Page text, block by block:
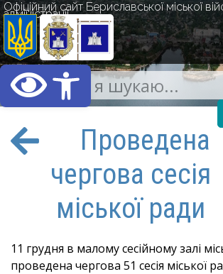
Відкрити
Офіційний сайт Бериславської міської
адміністрації
Проведена
чергова сесія
міської ради
11 грудня в малому сесійному залі
проведена чергова 51 сесія міської